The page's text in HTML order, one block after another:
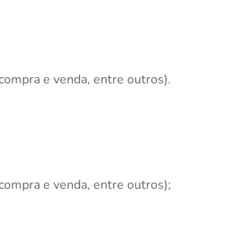
e venda, entre outros).
e venda, entre outros);